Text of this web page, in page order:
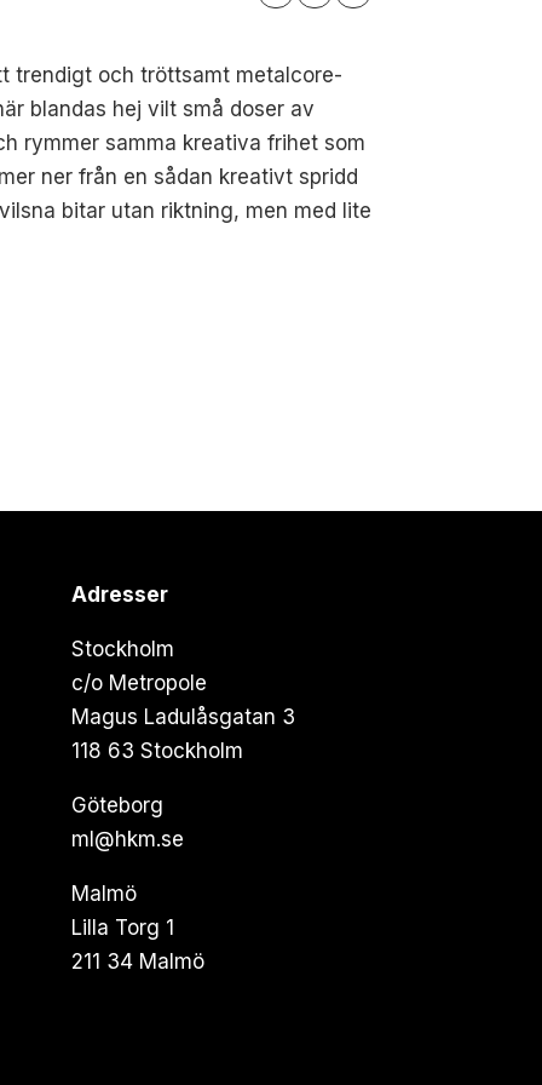
trendigt och tröttsamt metalcore-
blandas hej vilt små doser av
rymmer samma kreativa frihet som
ner från en sådan kreativt spridd
bitar utan riktning, men med lite
Adresser
Stockholm
c/o Metropole
Magus Ladulåsgatan 3
118 63 Stockholm
Göteborg
ml@hkm.se
Malmö
Lilla Torg 1
211 34 Malmö